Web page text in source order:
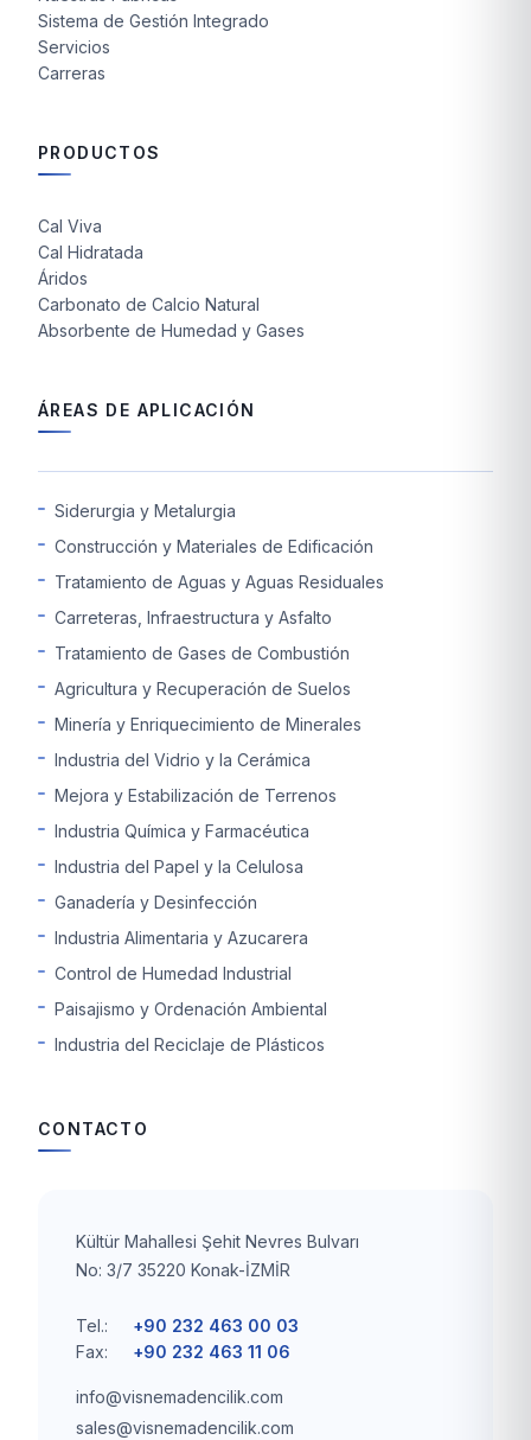
Sistema de Gestión Integrado
Servicios
Carreras
PRODUCTOS
Cal Viva
Cal Hidratada
Áridos
Carbonato de Calcio Natural
Absorbente de Humedad y Gases
ÁREAS DE APLICACIÓN
Siderurgia y Metalurgia
Construcción y Materiales de Edificación
Tratamiento de Aguas y Aguas Residuales
Carreteras, Infraestructura y Asfalto
Tratamiento de Gases de Combustión
Agricultura y Recuperación de Suelos
Minería y Enriquecimiento de Minerales
Industria del Vidrio y la Cerámica
Mejora y Estabilización de Terrenos
Industria Química y Farmacéutica
Industria del Papel y la Celulosa
Ganadería y Desinfección
Industria Alimentaria y Azucarera
Control de Humedad Industrial
Paisajismo y Ordenación Ambiental
Industria del Reciclaje de Plásticos
CONTACTO
Kültür Mahallesi Şehit Nevres Bulvarı
No: 3/7 35220 Konak-İZMİR
Tel.:
+90 232 463 00 03
Fax:
+90 232 463 11 06
info@visnemadencilik.com
sales@visnemadencilik.com